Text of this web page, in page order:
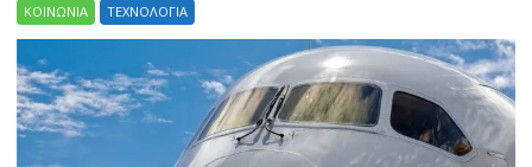
ΚΟΙΝΩΝΙΑ ΤΕΧΝΟΛΟΓΙΑ